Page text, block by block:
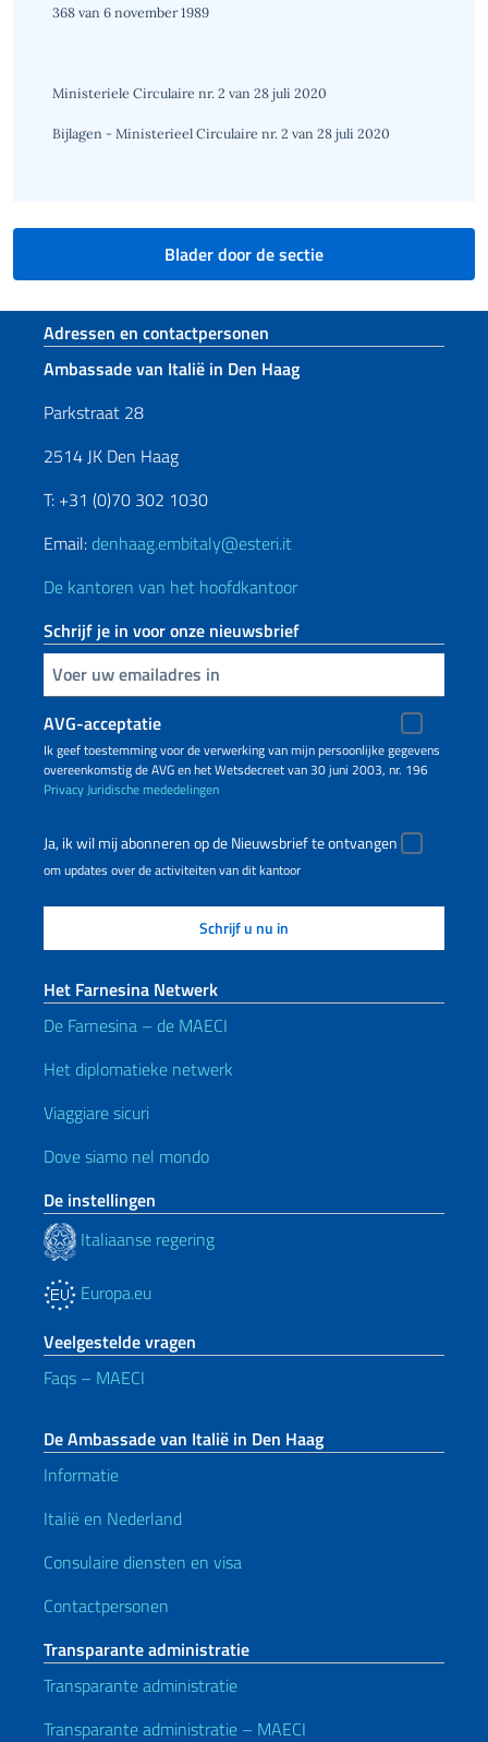
368 van 6 november 1989
Ministeriele Circulaire nr. 2 van 28 juli 2020
Bijlagen - Ministerieel Circulaire nr. 2 van 28 juli 2020
Blader door de sectie
Voetregel sectie
Adressen en contactpersonen
Ambassade van Italië in Den Haag
Parkstraat 28
2514 JK Den Haag
T: +31 (0)70 302 1030
Email: denhaag.embitaly@esteri.it
De kantoren van het hoofdkantoor
Schrijf je in voor onze nieuwsbrief
Voer uw e-mailadres in
AVG-acceptatie
Ik geef toestemming voor de verwerking van mijn persoonlijke gegevens
overeenkomstig de AVG en het Wetsdecreet van 30 juni 2003, nr. 196
Privacy Juridische mededelingen
Ja, ik wil mij abonneren op de Nieuwsbrief te ontvangen
om updates over de activiteiten van dit kantoor
Het Farnesina Netwerk
De Farnesina – de MAECI
Het diplomatieke netwerk
Viaggiare sicuri
Dove siamo nel mondo
De instellingen
Italiaanse regering
Europa.eu
Veelgestelde vragen
Faqs – MAECI
De Ambassade van Italië in Den Haag
Informatie
Italië en Nederland
Consulaire diensten en visa
Contactpersonen
Transparante administratie
Transparante administratie
Transparante administratie – MAECI